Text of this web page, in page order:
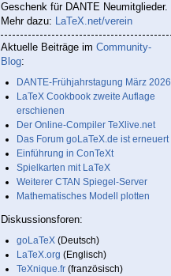
Geschenk für DANTE Neumitglieder.
Mehr dazu: LaTeX.net/verein
Aktuelle Beiträge im Community-
Blog:
DANTE-Frühjahrstagung März 2026
LaTeX Cookbook zweite Auflage
erschienen
Der Online-Compiler TeXlive.net
Das Forum goLaTeX.de ist erneuert
Einführung in ConTeXt
Spielkarten mit LaTeX
Weiterer CTAN Spiegel-Server
Mathematisches Modell plotten
Diskussionsforen:
goLaTeX (Deutsch)
LaTeX.org (Englisch)
TeXnique.fr (französisch)